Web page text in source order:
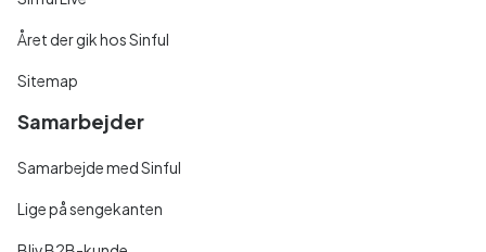
Året der gik hos Sinful
Sitemap
Samarbejder
Samarbejde med Sinful
Lige på sengekanten